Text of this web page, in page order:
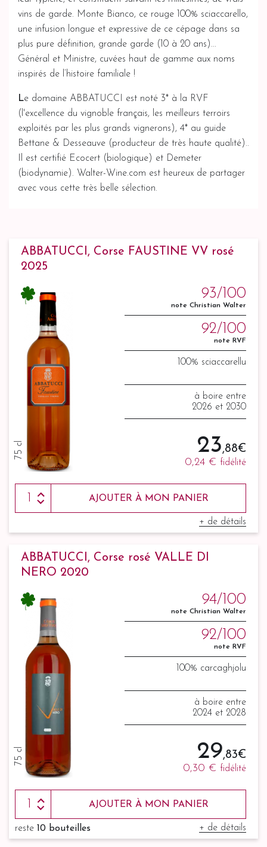
vins de garde. Monte Bianco, ce rouge 100% sciaccarello,
une infusion longue et expressive de ce cépage dans sa
plus pure définition, grande garde (10 à 20 ans)...
Général et Ministre, cuvées haut de gamme aux noms
inspirés de l’histoire familiale !
Le domaine ABBATUCCI est noté 3* à la RVF
(l'excellence du vignoble français, les meilleurs terroirs
exploités par les plus grands vignerons), 4* au guide
Bettane & Desseauve (producteur de très haute qualité)..
Il est certifié Ecocert (biologique) et Demeter
(biodynamie). Walter-Wine.com est heureux de partager
avec vous cette très belle sélection.
ABBATUCCI, Corse FAUSTINE VV rosé
2025
75 cl
93/100
note Christian Walter
92/100
note RVF
100% sciaccarellu
à boire entre
2026 et 2030
23,88 €
0,24 € fidélité
AJOUTER À MON PANIER
+ de détails
ABBATUCCI, Corse rosé VALLE DI
NERO 2020
75 cl
94/100
note Christian Walter
92/100
note RVF
100% carcaghjolu
à boire entre
2024 et 2028
29,83 €
0,30 € fidélité
AJOUTER À MON PANIER
reste 10 bouteilles + de détails